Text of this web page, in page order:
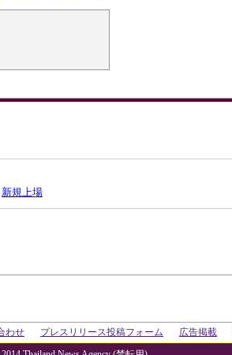
新規上場
わせ プレスリリース投稿フォーム 広告掲載